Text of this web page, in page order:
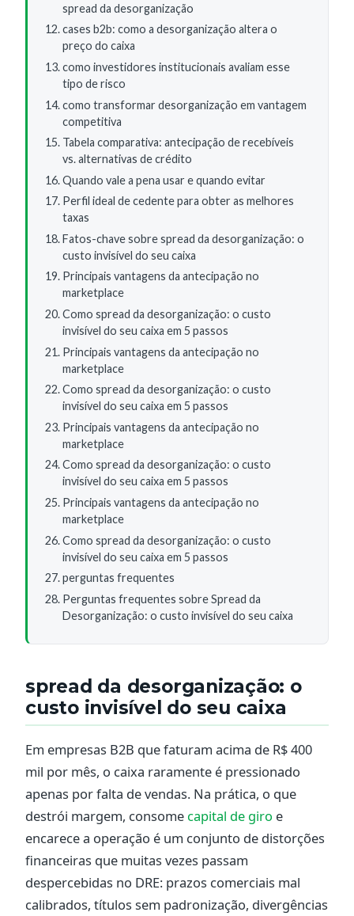
spread da desorganização
cases b2b: como a desorganização altera o
preço do caixa
como investidores institucionais avaliam esse
tipo de risco
como transformar desorganização em vantagem
competitiva
Tabela comparativa: antecipação de recebíveis
vs. alternativas de crédito
Quando vale a pena usar e quando evitar
Perfil ideal de cedente para obter as melhores
taxas
Fatos-chave sobre spread da desorganização: o
custo invisível do seu caixa
Principais vantagens da antecipação no
marketplace
Como spread da desorganização: o custo
invisível do seu caixa em 5 passos
Principais vantagens da antecipação no
marketplace
Como spread da desorganização: o custo
invisível do seu caixa em 5 passos
Principais vantagens da antecipação no
marketplace
Como spread da desorganização: o custo
invisível do seu caixa em 5 passos
Principais vantagens da antecipação no
marketplace
Como spread da desorganização: o custo
invisível do seu caixa em 5 passos
perguntas frequentes
Perguntas frequentes sobre Spread da
Desorganização: o custo invisível do seu caixa
spread da desorganização: o
custo invisível do seu caixa
Em empresas B2B que faturam acima de R$ 400
mil por mês, o caixa raramente é pressionado
apenas por falta de vendas. Na prática, o que
destrói margem, consome capital de giro e
encarece a operação é um conjunto de distorções
financeiras que muitas vezes passam
despercebidas no DRE: prazos comerciais mal
calibrados, títulos sem padronização, divergências